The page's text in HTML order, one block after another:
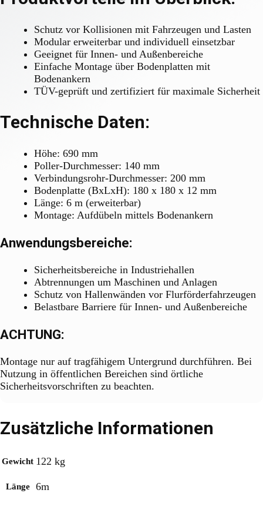
Schutz vor Kollisionen mit Fahrzeugen und Lasten
Modular erweiterbar und individuell einsetzbar
Geeignet für Innen- und Außenbereiche
Einfache Montage über Bodenplatten mit
Bodenankern
TÜV-geprüft und zertifiziert für maximale Sicherheit
Technische Daten:
Höhe: 690 mm
Poller-Durchmesser: 140 mm
Verbindungsrohr-Durchmesser: 200 mm
Bodenplatte (BxLxH): 180 x 180 x 12 mm
Länge: 6 m (erweiterbar)
Montage: Aufdübeln mittels Bodenankern
Anwendungsbereiche:
Sicherheitsbereiche in Industriehallen
Abtrennungen um Maschinen und Anlagen
Schutz von Hallenwänden vor Flurförderfahrzeugen
Belastbare Barriere für Innen- und Außenbereiche
ACHTUNG:
Montage nur auf tragfähigem Untergrund durchführen. Bei
Nutzung in öffentlichen Bereichen sind örtliche
Sicherheitsvorschriften zu beachten.
Zusätzliche Informationen
Gewicht 122 kg
Länge 6m